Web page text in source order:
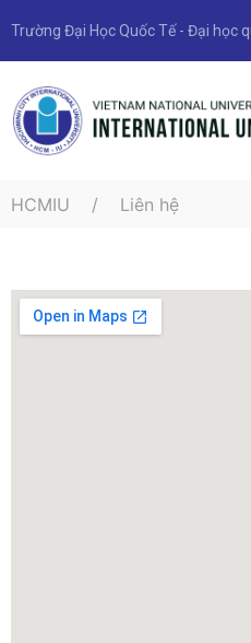
Trường Đại Học Quốc Tế - Đại học
HCMIU Liên hệ